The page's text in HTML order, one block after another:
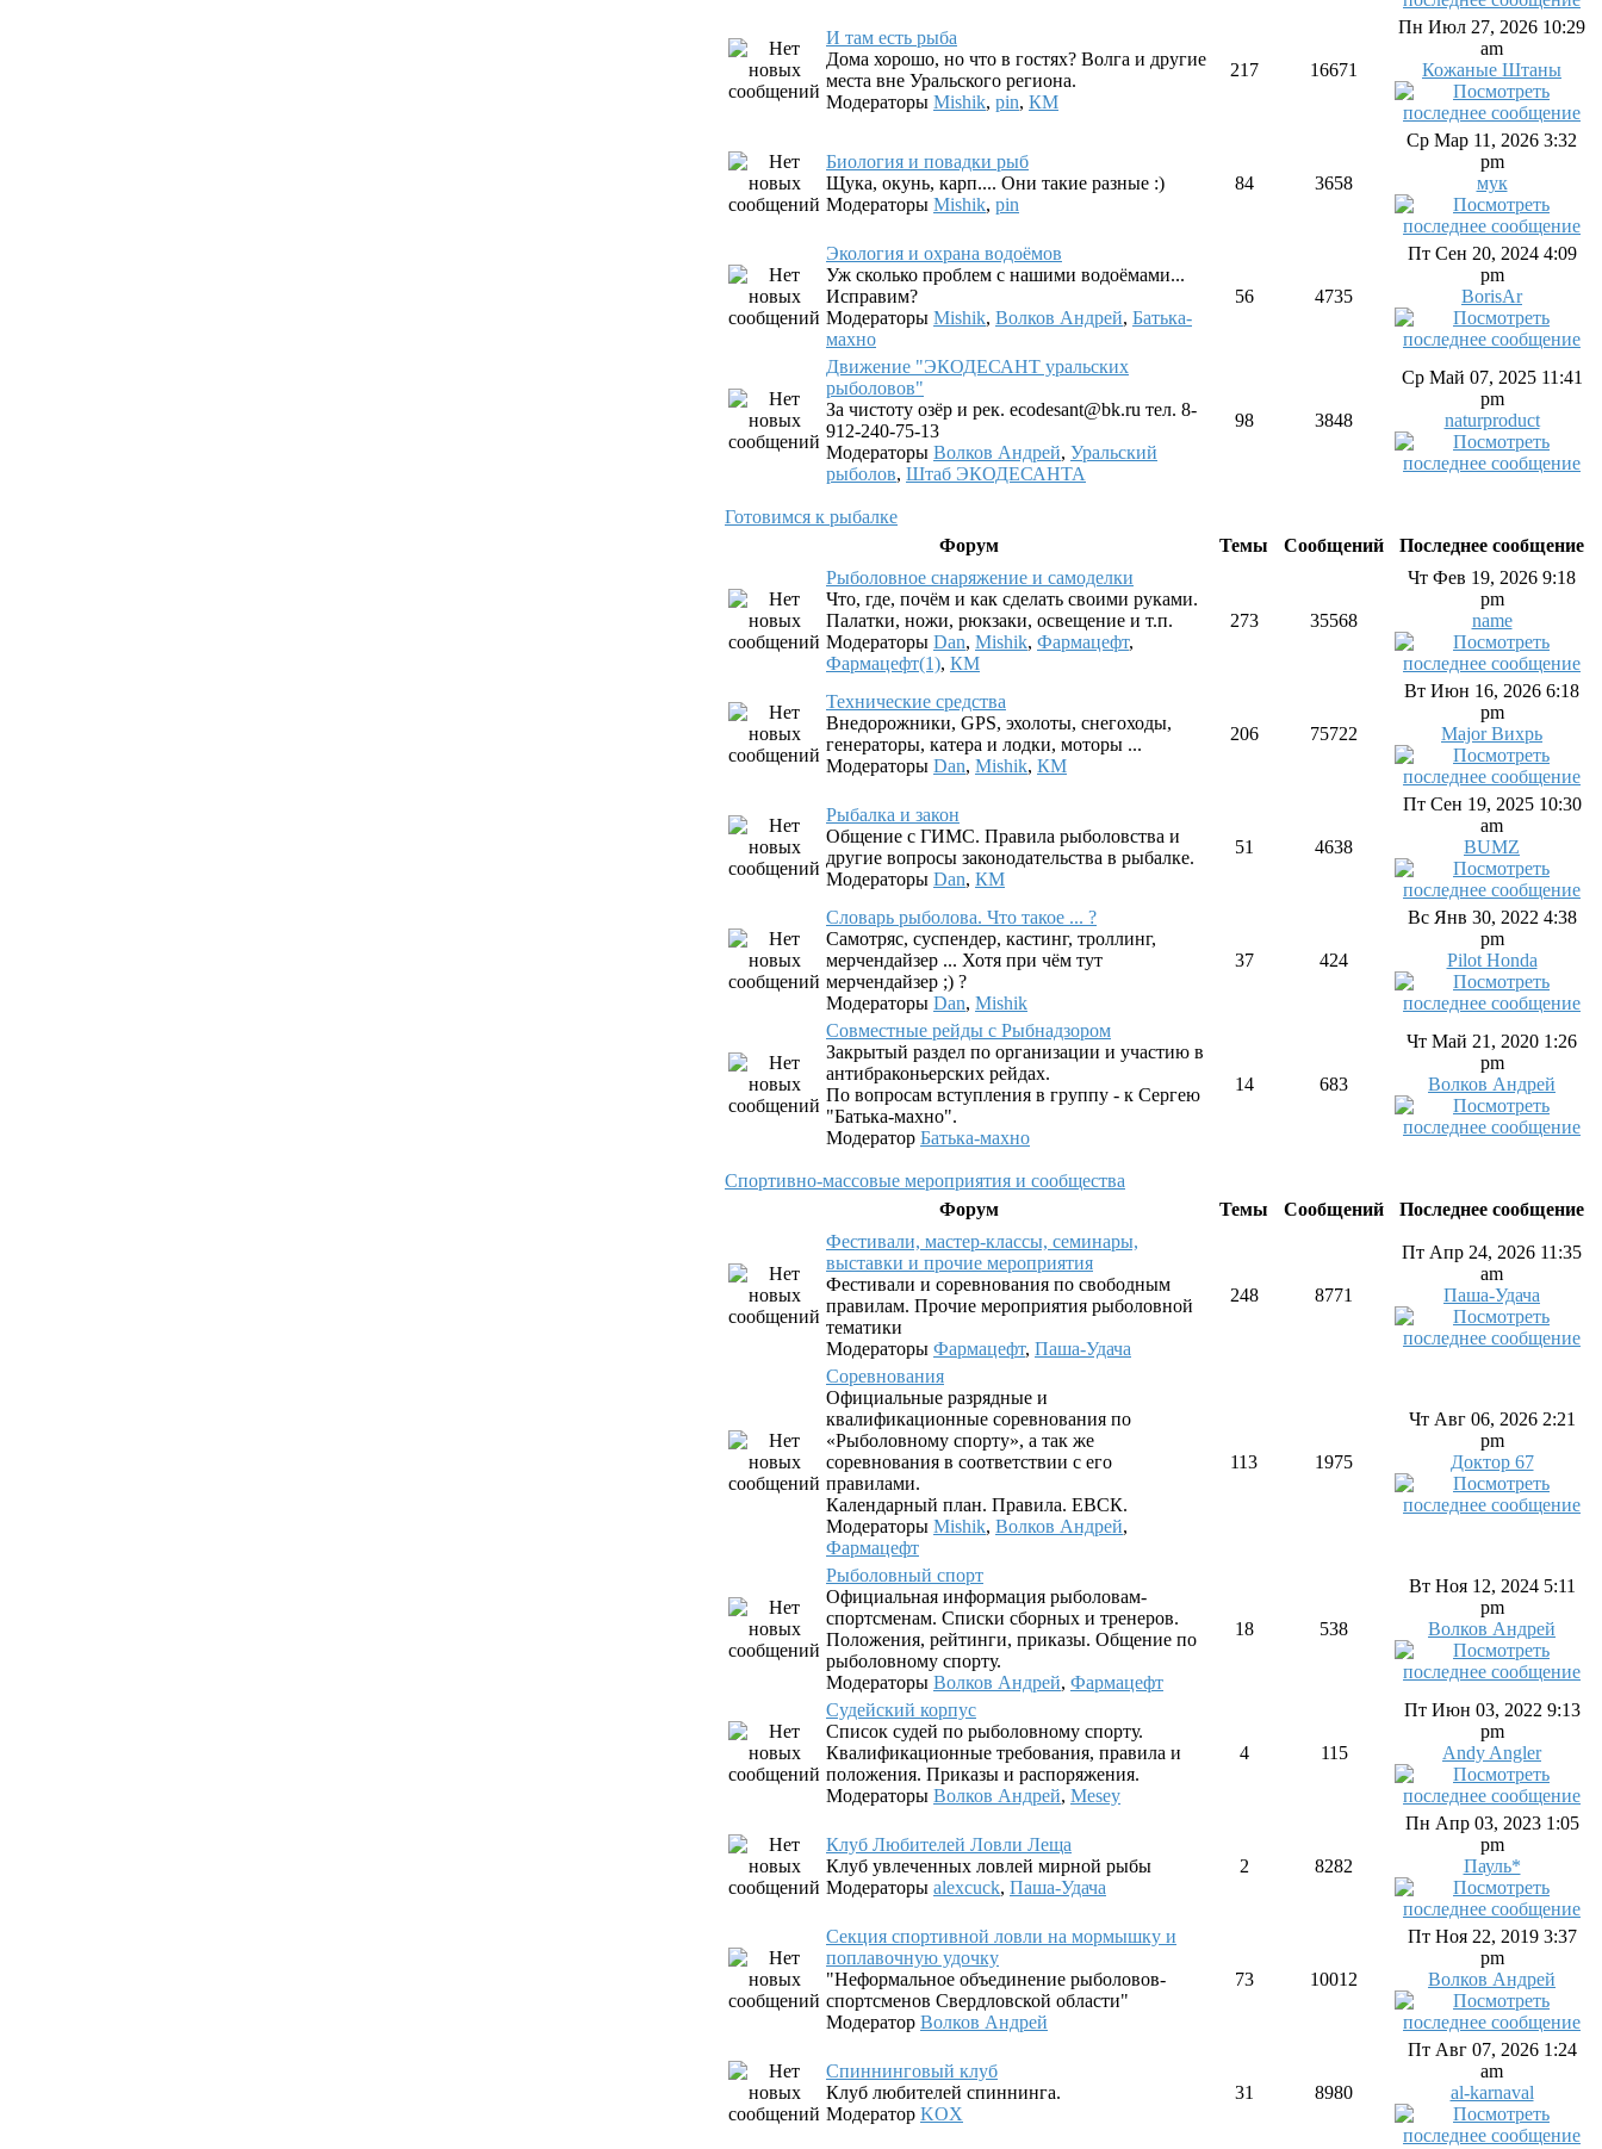
И там есть рыба
Дома хорошо, но что в гостях? Волга и другие
места вне Уральского региона.
Модераторы Mishik, pin, КМ
217 16671
Пн Июл 27, 2026 10:29
am
Кожаные Штаны
Биология и повадки рыб
Щука, окунь, карп.... Они такие разные :)
Модераторы Mishik, pin
84 3658
Ср Мар 11, 2026 3:32
pm
мук
Экология и охрана водоёмов
Уж сколько проблем с нашими водоёмами...
Исправим?
Модераторы Mishik, Волков Андрей, Батька-
махно
56 4735
Пт Сен 20, 2024 4:09
pm
BorisAr
Движение "ЭКОДЕСАНТ уральских
рыболовов"
За чистоту озёр и рек. ecodesant@bk.ru тел. 8-
912-240-75-13
Модераторы Волков Андрей, Уральский
рыболов, Штаб ЭКОДЕСАНТА
98 3848
Ср Май 07, 2025 11:41
pm
naturproduct
Готовимся к рыбалке
Форум
Темы Сообщений
Последнее сообщение
Рыболовное снаряжение и самоделки
Что, где, почём и как сделать своими руками.
Палатки, ножи, рюкзаки, освещение и т.п.
Модераторы Dan, Mishik, Фармацефт,
Фармацефт(1), КМ
273 35568
Чт Фев 19, 2026 9:18
pm
name
Технические средства
Внедорожники, GPS, эхолоты, снегоходы,
генераторы, катера и лодки, моторы ...
Модераторы Dan, Mishik, КМ
206 75722
Вт Июн 16, 2026 6:18
pm
Major Вихрь
Рыбалка и закон
Общение с ГИМС. Правила рыболовства и
другие вопросы законодательства в рыбалке.
Модераторы Dan, КМ
51 4638
Пт Сен 19, 2025 10:30
am
BUMZ
Словарь рыболова. Что такое ... ?
Самотряс, суспендер, кастинг, троллинг,
мерчендайзер ... Хотя при чём тут
мерчендайзер ;) ?
Модераторы Dan, Mishik
37 424
Вс Янв 30, 2022 4:38
pm
Pilot Honda
Совместные рейды с Рыбнадзором
Закрытый раздел по организации и участию в
антибраконьерских рейдах.
По вопросам вступления в группу - к Сергею
"Батька-махно".
Модератор Батька-махно
14 683
Чт Май 21, 2020 1:26
pm
Волков Андрей
Спортивно-массовые мероприятия и сообщества
Форум
Темы Сообщений
Последнее сообщение
Фестивали, мастер-классы, семинары,
выставки и прочие мероприятия
Фестивали и соревнования по свободным
правилам. Прочие мероприятия рыболовной
тематики
Модераторы Фармацефт, Паша-Удача
248 8771
Пт Апр 24, 2026 11:35
am
Паша-Удача
Соревнования
Официальные разрядные и
квалификационные соревнования по
«Рыболовному спорту», а так же
соревнования в соответствии с его
правилами.
Календарный план. Правила. ЕВСК.
Модераторы Mishik, Волков Андрей,
Фармацефт
113 1975
Чт Авг 06, 2026 2:21
pm
Доктор 67
Рыболовный спорт
Официальная информация рыболовам-
спортсменам. Списки сборных и тренеров.
Положения, рейтинги, приказы. Общение по
рыболовному спорту.
Модераторы Волков Андрей, Фармацефт
18 538
Вт Ноя 12, 2024 5:11
pm
Волков Андрей
Судейский корпус
Список судей по рыболовному спорту.
Квалификационные требования, правила и
положения. Приказы и распоряжения.
Модераторы Волков Андрей, Mesey
4 115
Пт Июн 03, 2022 9:13
pm
Andy Angler
Клуб Любителей Ловли Леща
Клуб увлеченных ловлей мирной рыбы
Модераторы alexcuck, Паша-Удача
2 8282
Пн Апр 03, 2023 1:05
pm
Пауль*
Секция спортивной ловли на мормышку и
поплавочную удочку
"Неформальное объединение рыболовов-
спортсменов Свердловской области"
Модератор Волков Андрей
73 10012
Пт Ноя 22, 2019 3:37
pm
Волков Андрей
Спиннинговый клуб
Клуб любителей спиннинга.
Модератор KOX
31 8980
Пт Авг 07, 2026 1:24
am
al-karnaval